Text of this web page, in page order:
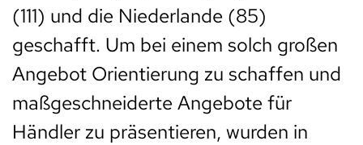
(111) und die Niederlande (85)
geschafft. Um bei einem solch großen
Angebot Orientierung zu schaffen und
maßgeschneiderte Angebote für
Händler zu präsentieren, wurden in